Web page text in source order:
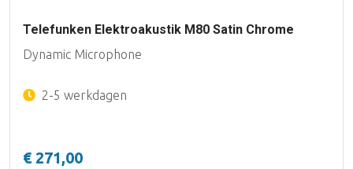
Telefunken Elektroakustik M80 Satin Chrome
Dynamic Microphone
2-5 werkdagen
€ 271,00